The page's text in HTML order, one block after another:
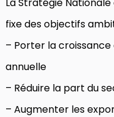
fixe des objectifs
– Porter la
annuelle
– Réduire la part du
– Augmenter les